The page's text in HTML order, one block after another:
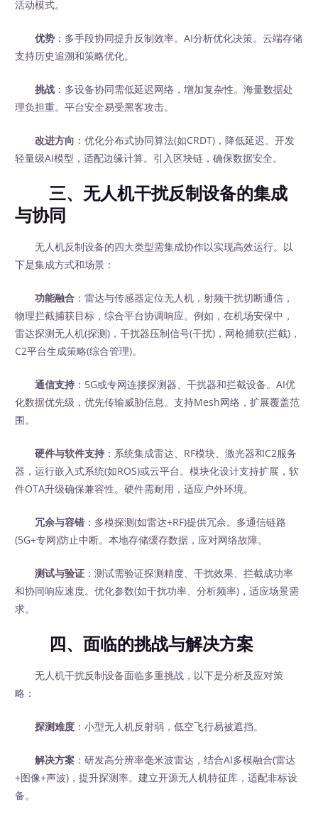
活动模式。
优势 ：多手段协同提升反制效率。AI分析优化决策。云端存储
支持历史追溯和策略优化。
挑战 ：多设备协同需低延迟网络，增加复杂性。海量数据处
理负担重。平台安全易受黑客攻击。
改进方向 ：优化分布式协同算法(如CRDT)，降低延迟。开发
轻量级AI模型，适配边缘计算。引入区块链，确保数据安全。
三、无人机干扰反制设备的集成
与协同
无人机反制设备的四大类型需集成协作以实现高效运行。以
下是集成方式和场景：
功能融合 ：雷达与传感器定位无人机，射频干扰切断通信，
物理拦截捕获目标，综合平台协调响应。例如，在机场安保中，
雷达探测无人机(探测)，干扰器压制信号(干扰)，网枪捕获(拦截)，
C2平台生成策略(综合管理)。
通信支持 ：5G或专网连接探测器、干扰器和拦截设备。AI优
化数据优先级，优先传输威胁信息。支持Mesh网络，扩展覆盖范
围。
硬件与软件支持 ：系统集成雷达、RF模块、激光器和C2服务
器，运行嵌入式系统(如ROS)或云平台。模块化设计支持扩展，软
件OTA升级确保兼容性。硬件需耐用，适应户外环境。
冗余与容错 ：多模探测(如雷达+RF)提供冗余。多通信链路
(5G+专网)防止中断。本地存储缓存数据，应对网络故障。
测试与验证 ：测试需验证探测精度、干扰效果、拦截成功率
和协同响应速度。优化参数(如干扰功率、分析频率)，适应场景需
求。
四、面临的挑战与解决方案
无人机干扰反制设备面临多重挑战，以下是分析及应对策
略：
探测难度 ：小型无人机反射弱，低空飞行易被遮挡。
解决方案 ：研发高分辨率毫米波雷达，结合AI多模融合(雷达
+图像+声波)，提升探测率。建立开源无人机特征库，适配非标设
备。